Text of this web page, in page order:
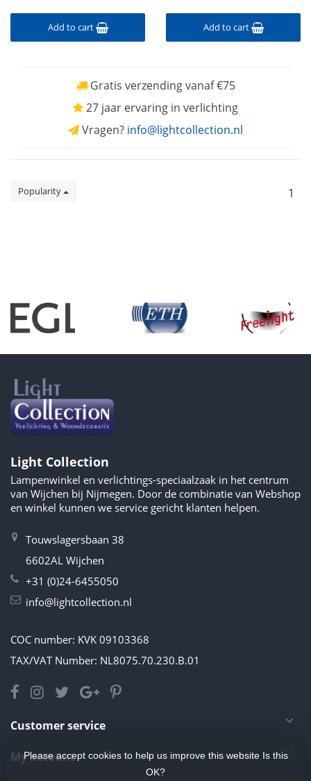
Add to cart Add to cart
Gratis verzending vanaf €75
27 jaar ervaring in verlichting
Vragen? info@lightcollection.nl
Popularity 1
Light Collection
Lampenwinkel en verlichtings-speciaalzaak in het centrum
van Wijchen bij Nijmegen. Door de combinatie van Webshop
en winkel kunnen we service gericht klanten helpen.
Touwslagersbaan 38
6602AL Wijchen
+31 (0)24-6455050
info@lightcollection.nl
COC number: KVK 09103368
TAX/VAT Number: NL8075.70.230.B.01
Customer service
My account
Please accept cookies to help us improve this website Is this
OK?